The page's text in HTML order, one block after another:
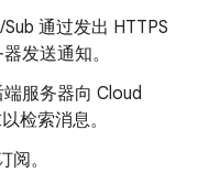
通过发出 HTTPS
发送通知。
服务器向 Cloud
检索消息。
阅。